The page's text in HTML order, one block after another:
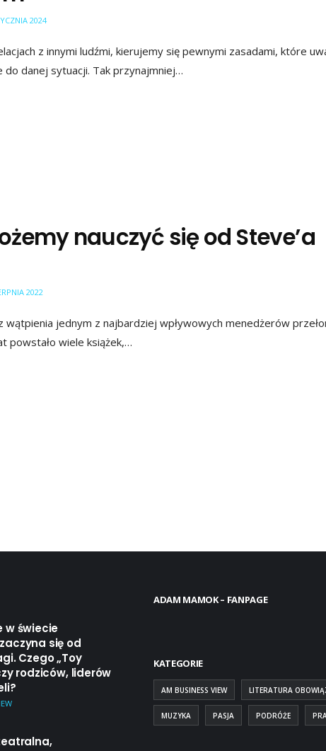
2024
z innymi ludźmi, kierujemy się pewnymi zasadami, które
do danej sytuacji. Tak przynajmniej…
nauczyć się od Steve’a
2022
wątpienia jednym z najbardziej wpływowych menedżerów
powstało wiele książek,…
w świecie
się od
Czego „Toy
rodziców, liderów
ADAM MAMOK – FANPAGE
KATEGORIE
AM BUSINESS VIEW LITERATURA
MUZYKA PASJA PODRÓŻE